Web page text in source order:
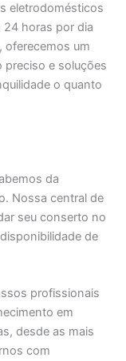
eletrodomésticos
horas por dia
oferecemos um
preciso e soluções
o quanto
da
Nossa central de
seu conserto no
de
profissionais
em
desde as mais
com